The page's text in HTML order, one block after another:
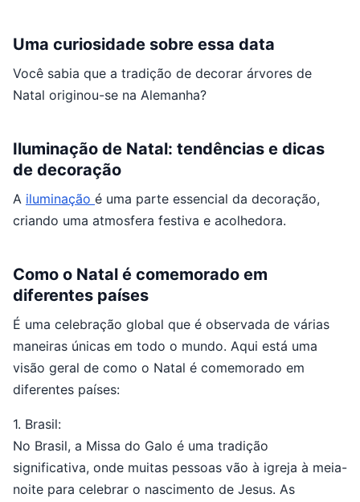
Uma curiosidade sobre essa data
Você sabia que a tradição de decorar árvores de
Natal originou-se na Alemanha?
Iluminação de Natal: tendências e dicas
de decoração
A iluminação é uma parte essencial da decoração,
criando uma atmosfera festiva e acolhedora.
Como o Natal é comemorado em
diferentes países
É uma celebração global que é observada de várias
maneiras únicas em todo o mundo. Aqui está uma
visão geral de como o Natal é comemorado em
diferentes países:
1. Brasil:
No Brasil, a Missa do Galo é uma tradição
significativa, onde muitas pessoas vão à igreja à meia-
noite para celebrar o nascimento de Jesus. As